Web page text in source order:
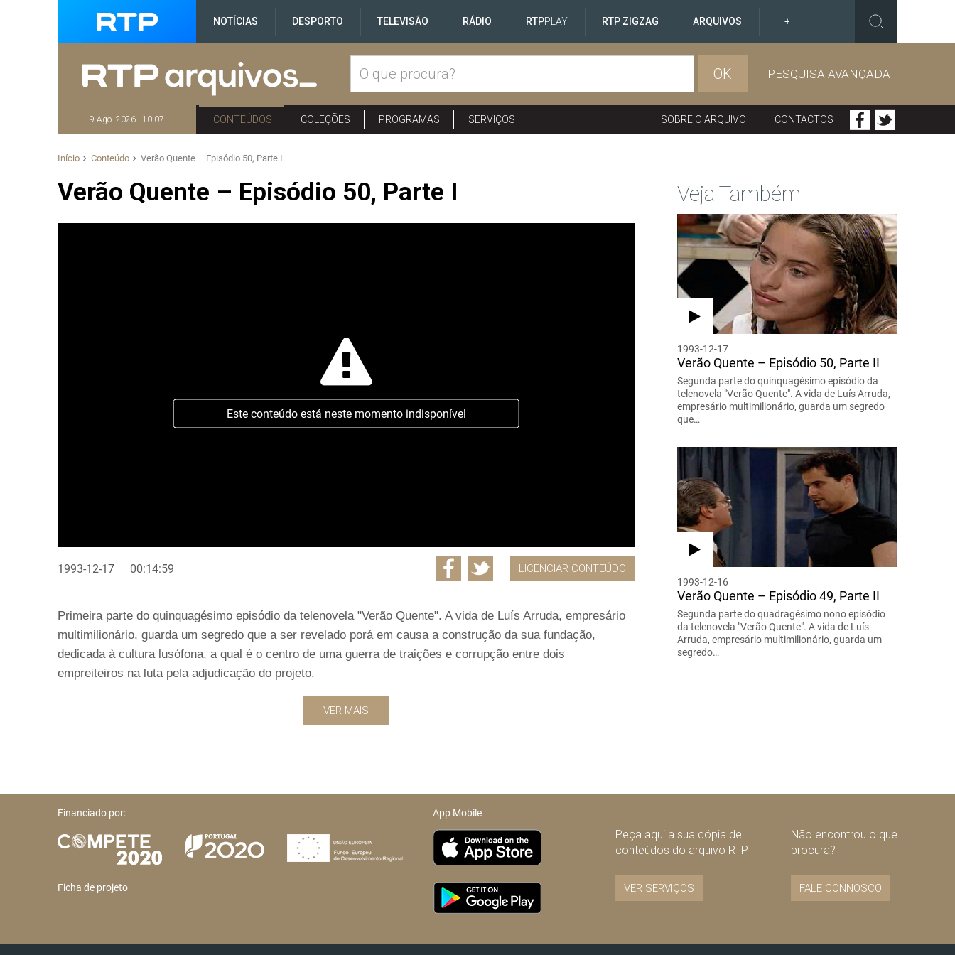
NOTÍCIAS DESPORTO TELEVISÃO RÁDIO RTPPLAY RTP ZIGZAG ARQUIVOS +
OK PESQUISA AVANÇADA
9 Ago. 2026 | 10:07 CONTEÚDOS COLEÇÕES PROGRAMAS SERVIÇOS SOBRE O ARQUIVO CONTACTOS
Início Conteúdo Verão Quente – Episódio 50, Parte I
Verão Quente – Episódio 50, Parte I
Este conteúdo está neste momento indisponível
1993-12-17 00:14:59 LICENCIAR CONTEÚDO
Primeira parte do quinquagésimo episódio da telenovela "Verão Quente". A vida de Luís Arruda, empresário
multimilionário, guarda um segredo que a ser revelado porá em causa a construção da sua fundação,
dedicada à cultura lusófona, a qual é o centro de uma guerra de traições e corrupção entre dois
empreiteiros na luta pela adjudicação do projeto.
VER MAIS
Veja Também
1993-12-17
Verão Quente – Episódio 50, Parte II
Segunda parte do quinquagésimo episódio da
telenovela "Verão Quente". A vida de Luís Arruda,
empresário multimilionário, guarda um segredo
que…
1993-12-16
Verão Quente – Episódio 49, Parte II
Segunda parte do quadragésimo nono episódio
da telenovela "Verão Quente". A vida de Luís
Arruda, empresário multimilionário, guarda um
segredo…
Financiado por:
Ficha de projeto
App Mobile
Peça aqui a sua cópia de
conteúdos do arquivo RTP
VER SERVIÇOS
Não encontrou o que
procura?
FALE CONNOSCO